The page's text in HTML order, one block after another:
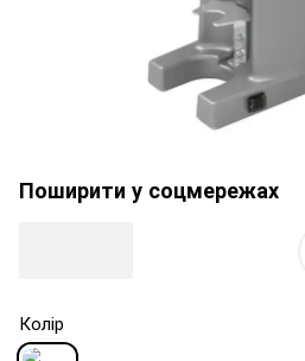
Поширити у соцмережах
Колір